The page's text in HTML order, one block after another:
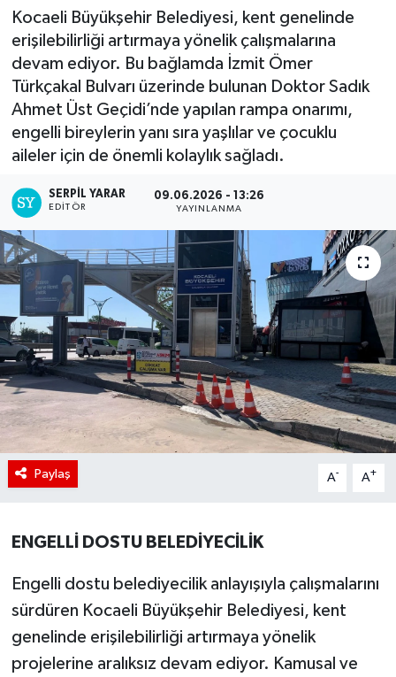
Kocaeli Büyükşehir Belediyesi, kent genelinde
erişilebilirliği artırmaya yönelik çalışmalarına
devam ediyor. Bu bağlamda İzmit Ömer
Türkçakal Bulvarı üzerinde bulunan Doktor Sadık
Ahmet Üst Geçidi’nde yapılan rampa onarımı,
engelli bireylerin yanı sıra yaşlılar ve çocuklu
aileler için de önemli kolaylık sağladı.
SERPİL YARAR
EDITÖR
09.06.2026 - 13:26
YAYINLANMA
Paylaş A- A+
ENGELLİ DOSTU BELEDİYECİLİK
Engelli dostu belediyecilik anlayışıyla çalışmalarını
sürdüren Kocaeli Büyükşehir Belediyesi, kent
genelinde erişilebilirliği artırmaya yönelik
projelerine aralıksız devam ediyor. Kamusal ve